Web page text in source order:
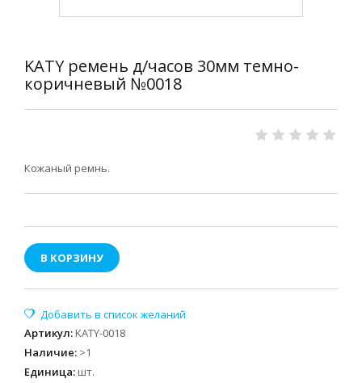
KATY ремень д/часов 30мм темно-
коричневый №0018
Кожаный ремнь.
В КОРЗИНУ
Артикул: KATY-0018
Наличие: >1
Единица: шт.